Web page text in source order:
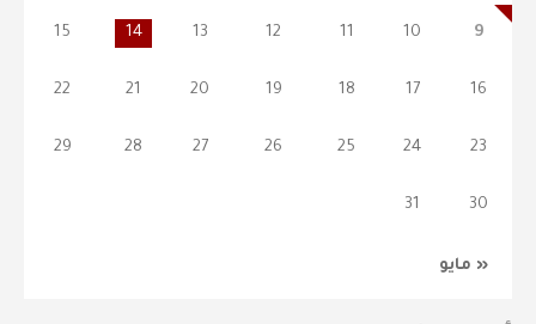
« مايو
9
10
11
12
13
14
15
16
17
18
19
20
21
22
23
24
25
26
27
28
29
30
31